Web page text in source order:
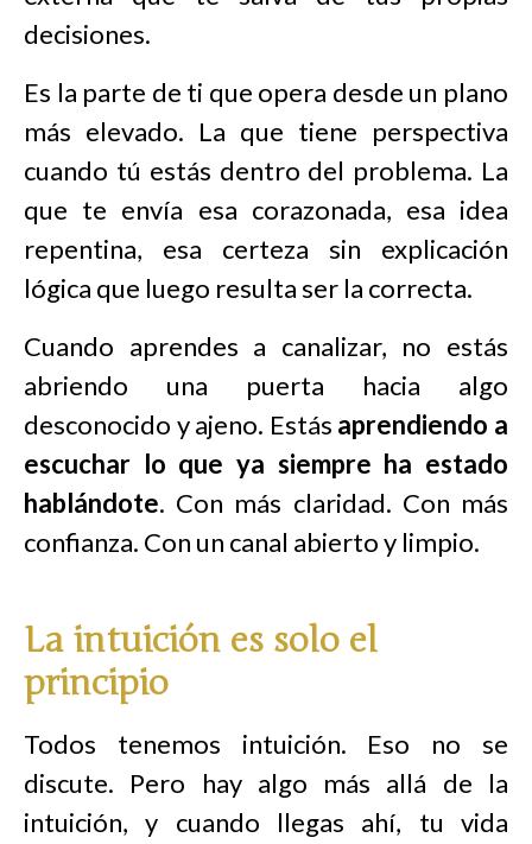
decisiones.
Es la parte de ti que opera desde un plano
más elevado. La que tiene perspectiva
cuando tú estás dentro del problema. La
que te envía esa corazonada, esa idea
repentina, esa certeza sin explicación
lógica que luego resulta ser la correcta.
Cuando aprendes a canalizar, no estás
abriendo una puerta hacia algo
desconocido y ajeno. Estás aprendiendo a
escuchar lo que ya siempre ha estado
hablándote. Con más claridad. Con más
confianza. Con un canal abierto y limpio.
La intuición es solo el
principio
Todos tenemos intuición. Eso no se
discute. Pero hay algo más allá de la
intuición, y cuando llegas ahí, tu vida